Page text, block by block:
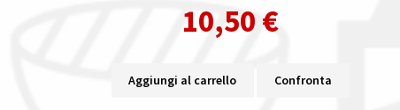
10,50 €
Aggiungi al carrello Confronta